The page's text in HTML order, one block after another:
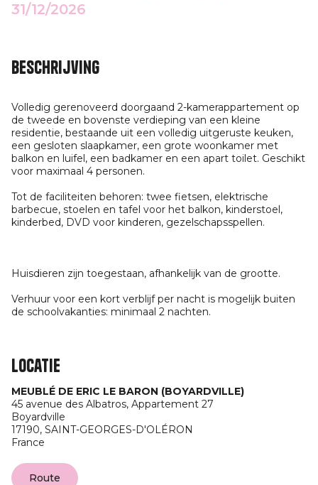
31/12/2026
Beschrijving
Volledig gerenoveerd doorgaand 2-kamerappartement op
de tweede en bovenste verdieping van een kleine
residentie, bestaande uit een volledig uitgeruste keuken,
een gesloten slaapkamer, een grote woonkamer met
balkon en luifel, een badkamer en een apart toilet. Geschikt
voor maximaal 4 personen.
Tot de faciliteiten behoren: twee fietsen, elektrische
barbecue, stoelen en tafel voor het balkon, kinderstoel,
kinderbed, DVD voor kinderen, gezelschapsspellen.
Huisdieren zijn toegestaan, afhankelijk van de grootte.
Verhuur voor een kort verblijf per nacht is mogelijk buiten
de schoolvakanties: minimaal 2 nachten.
Locatie
MEUBLÉ DE ERIC LE BARON (BOYARDVILLE)
45 avenue des Albatros, Appartement 27
Boyardville
17190, SAINT-GEORGES-D'OLÉRON
France
Route